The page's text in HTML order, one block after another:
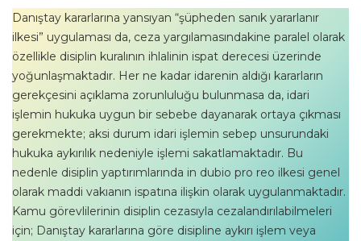
Danıştay kararlarına yansıyan “şüpheden sanık yararlanır
ilkesi” uygulaması da, ceza yargılamasındakine paralel olarak
özellikle disiplin kuralının ihlalinin ispat derecesi üzerinde
yoğunlaşmaktadır. Her ne kadar idarenin aldığı kararların
gerekçesini açıklama zorunluluğu bulunmasa da, idari
işlemin hukuka uygun bir sebebe dayanarak ortaya çıkması
gerekmekte; aksi durum idari işlemin sebep unsurundaki
hukuka aykırılık nedeniyle işlemi sakatlamaktadır. Bu
nedenle disiplin yaptırımlarında in dubio pro reo ilkesi genel
olarak maddi vakıanın ispatına ilişkin olarak uygulanmaktadır.
Kamu görevlilerinin disiplin cezasıyla cezalandırılabilmeleri
için; Danıştay kararlarına göre disipline aykırı işlem veya